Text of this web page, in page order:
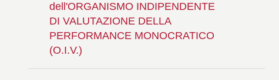
dell'ORGANISMO INDIPENDENTE
DI VALUTAZIONE DELLA
PERFORMANCE MONOCRATICO
(O.I.V.)